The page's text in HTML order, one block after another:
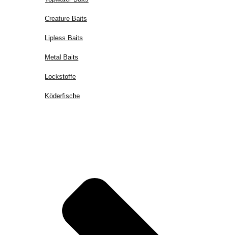
Creature Baits
Lipless Baits
Metal Baits
Lockstoffe
Köderfische